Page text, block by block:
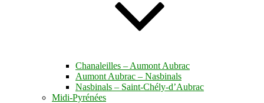
Chanaleilles – Aumont Aubrac
Aumont Aubrac – Nasbinals
Nasbinals – Saint-Chély-d’Aubrac
Midi-Pyrénées